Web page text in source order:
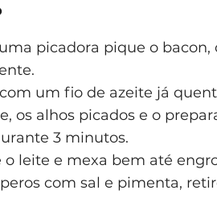
picadora pique o
um fio de azeite já
os alhos picados e o
3 minutos.
leite e mexa bem até
com sal e pimenta,